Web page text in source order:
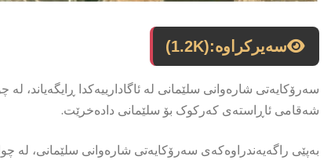
سەیرکراوە:(1.2K)
شەقامی ئاڕاستەی کەرکوک بۆ سلێمانی دادەخرێت.
بەپێی راگەیەندراوەکەی سەرۆکایەتی شارەوانی سلێمانی، لە